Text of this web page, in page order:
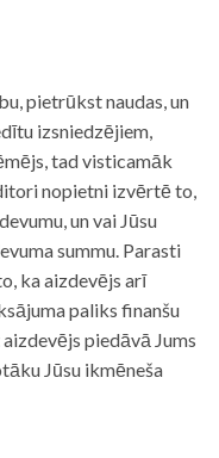
pietrūkst naudas, un
izsniedzējiem,
tad visticamāk
nopietni izvērtē to,
un vai Jūsu
summu. Parasti
ka aizdevējs arī
paliks finanšu
piedāvā Jums
Jūsu ikmēneša